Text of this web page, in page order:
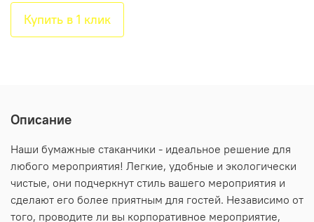
Купить в 1 клик
Описание
Наши бумажные стаканчики - идеальное решение для
любого мероприятия! Легкие, удобные и экологически
чистые, они подчеркнут стиль вашего мероприятия и
сделают его более приятным для гостей. Независимо от
того, проводите ли вы корпоративное мероприятие,